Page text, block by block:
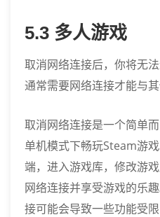
5.3 多人游戏
取消网络连接后，你将无
通常需要网络连接才能与其
取消网络连接是一个简单
单机模式下畅玩Steam游
端，进入游戏库，修改游
网络连接并享受游戏的乐
接可能会导致一些功能受